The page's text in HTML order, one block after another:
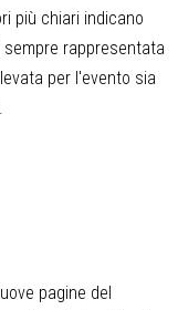
più chiari indicano
rappresentata
per l'evento sia
pagine del